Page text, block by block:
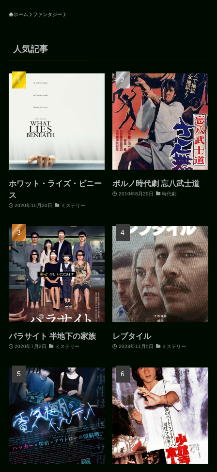
ホーム ファンタジー
人気記事
ホワット・ライズ・ビニー
ス
2020年10月20日 ミステリー
ポルノ時代劇 忘八武士道
2010年8月29日 時代劇
パラサイト 半地下の家族
2020年7月2日 ミステリー
レプタイル
2023年11月5日 ミステリー